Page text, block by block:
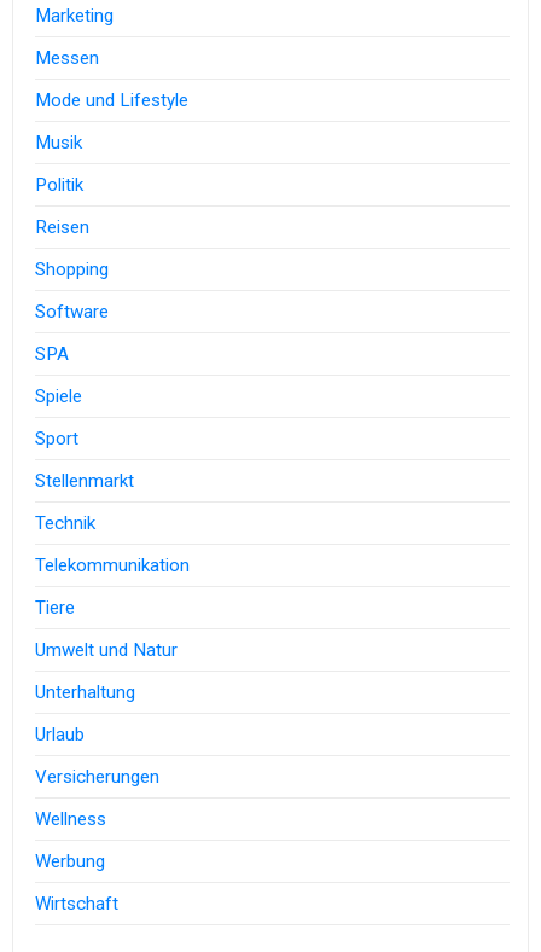
Marketing
Messen
Mode und Lifestyle
Musik
Politik
Reisen
Shopping
Software
SPA
Spiele
Sport
Stellenmarkt
Technik
Telekommunikation
Tiere
Umwelt und Natur
Unterhaltung
Urlaub
Versicherungen
Wellness
Werbung
Wirtschaft